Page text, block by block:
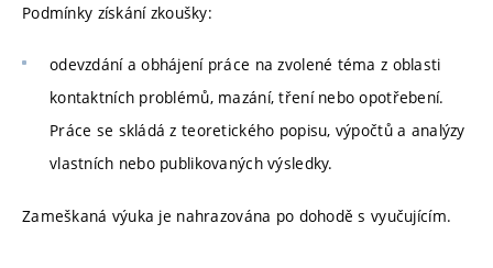
Podmínky získání zkoušky:
odevzdání a obhájení práce na zvolené téma z oblasti
kontaktních problémů, mazání, tření nebo opotřebení.
Práce se skládá z teoretického popisu, výpočtů a analýzy
vlastních nebo publikovaných výsledky.
Zameškaná výuka je nahrazována po dohodě s vyučujícím.